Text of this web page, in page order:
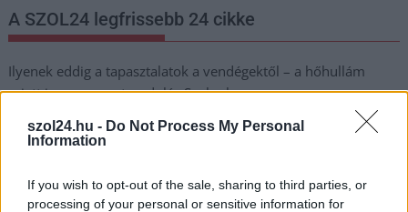
szol24.hu - Do Not Process My Personal
Information
If you wish to opt-out of the sale, sharing to third parties, or
processing of your personal or sensitive information for
A SZOL24 legfrissebb 24 cikke
Ilyenek eddig a tapasztalatok a vendégektől – a hőhullám
miatt ingyenes a strandolás Szolnokon
Nem biztató: a hétvégi kisebb felfrissülés után jövő héten
megint visszatér a forróság, újra rekkenő hőség jön, akár 38
Közzétették a szakértői állásfoglalást, a Fiumei úti fák